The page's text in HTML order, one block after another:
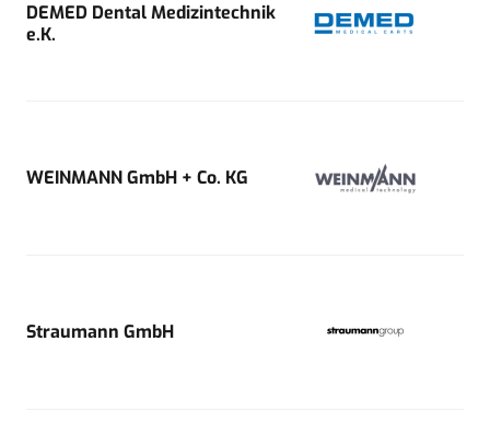
DEMED Dental Medizintechnik
e.K.
WEINMANN GmbH + Co. KG
Straumann GmbH